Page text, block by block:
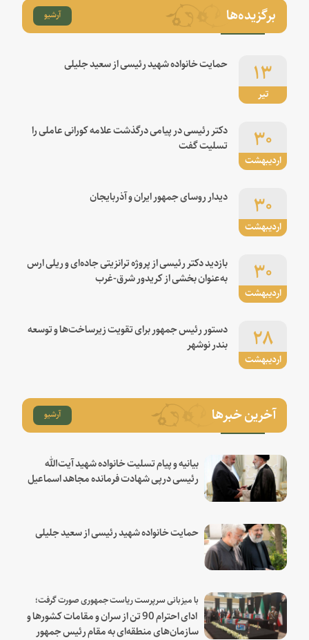
برگزیده‌ها آرشیو
تیر
۱۳ حمایت خانواده شهید رئیسی از سعید جلیلی
اردیبهشت
۳۰
دکتر رئیسی در پیامی درگذشت علامه کورانی عاملی را
تسلیت گفت
اردیبهشت
۳۰ دیدار روسای جمهور ایران و آذربایجان
اردیبهشت
۳۰
بازدید دکتر رئیسی از پروژه ترانزیتی جاده‌ای و ریلی ارس
به‌عنوان بخشی از کریدور شرق-غرب
اردیبهشت
۲۸
دستور رئیس جمهور برای تقویت زیرساخت‌ها و توسعه
بندر نوشهر
آخرین خبرها آرشیو
بیانیه و پیام تسلیت خانواده شهید آیت‌الله
رئیسی درپی شهادت فرمانده مجاهد اسماعیل
حمایت خانواده شهید رئیسی از سعید جلیلی
با میزبانی سرپرست ریاست جمهوری صورت گرفت؛
ادای احترام 90 تن از سران و مقامات کشورها و
سازمان‌های منطقه‌ای به مقام رئیس جمهور